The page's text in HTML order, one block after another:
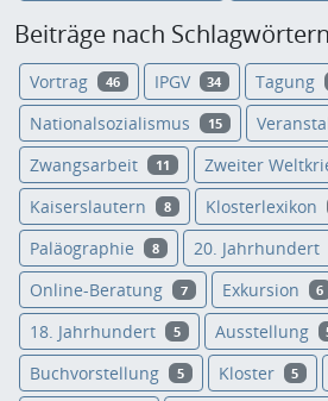
Beiträge nach Schlagwörtern
Vortrag 46 IPGV 34 Tagung
Nationalsozialismus 15
Zwangsarbeit 11 Zweiter
Kaiserslautern 8 Klosterlexikon
Paläographie 8 20. Jahrhundert
Online-Beratung 7 Exkursion 6
18. Jahrhundert 5 Ausstellung
Buchvorstellung 5 Kloster 5